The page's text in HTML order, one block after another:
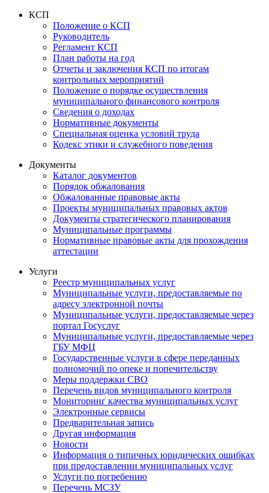
КСП
Положение о КСП
Руководитель
Регламент КСП
План работы на год
Отчеты и заключения КСП по итогам
контрольных мероприятий
Положение о порядке осуществления
муниципального финансового контроля
Сведения о доходах
Нормативные документы
Специальная оценка условий труда
Кодекс этики и служебного поведения
Документы
Каталог документов
Порядок обжалования
Обжалованные правовые акты
Проекты муниципальных правовых актов
Документы стратегического планирования
Муниципальные программы
Нормативные правовые акты для прохождения
аттестации
Услуги
Реестр муниципальных услуг
Муниципальные услуги, предоставляемые по
адресу электронной почты
Муниципальные услуги, предоставляемые через
портал Госуслуг
Муниципальные услуги, предоставляемые через
ГБУ МФЦ
Государственные услуги в сфере переданных
полномочий по опеке и попечительству
Меры поддержки СВО
Перечень видов муниципального контроля
Мониторинг качества муниципальных услуг
Электронные сервисы
Предварительная запись
Другая информация
Новости
Информация о типичных юридических ошибках
при предоставлении муниципальных услуг
Услуги по погребению
Перечень МСЗУ